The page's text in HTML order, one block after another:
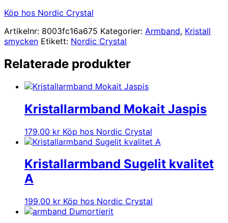
Köp hos Nordic Crystal
Artikelnr: 8003fc16a675 Kategorier: Armband, Kristall
smycken Etikett: Nordic Crystal
Relaterade produkter
Kristallarmband Mokait Jaspis
179,00 kr Köp hos Nordic Crystal
Kristallarmband Sugelit kvalitet
A
199,00 kr Köp hos Nordic Crystal